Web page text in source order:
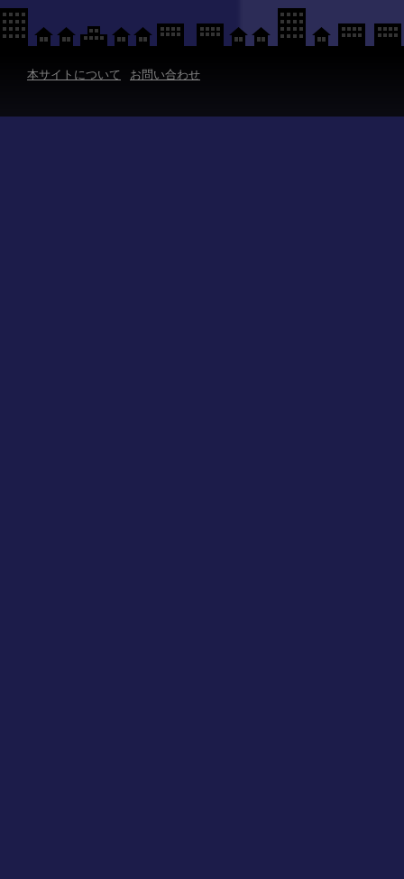
本サイトについて お問い合わせ